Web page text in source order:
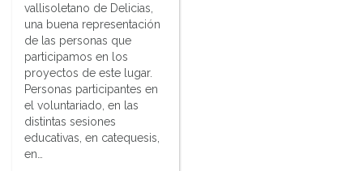
vallisoletano de Delicias,
una buena representación
de las personas que
participamos en los
proyectos de este lugar.
Personas participantes en
el voluntariado, en las
distintas sesiones
educativas, en catequesis,
en…